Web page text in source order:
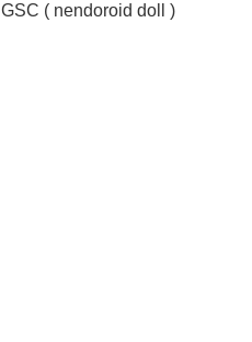
GSC ( nendoroid doll )